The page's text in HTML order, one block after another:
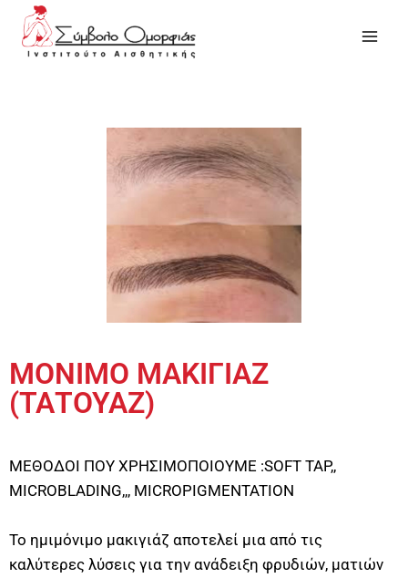
ΜΟΝΙΜΟ ΜΑΚΙΓΙΑΖ
(ΤΑΤΟΥΑΖ)
ΜΕΘΟΔΟΙ ΠΟΥ ΧΡΗΣΙΜΟΠΟΙΟΥΜΕ :SOFT TAP,,
MICROBLADING,,, MICROPIGMENTATION
Το ημιμόνιμο μακιγιάζ αποτελεί μια από τις
καλύτερες λύσεις για την ανάδειξη φρυδιών, ματιών